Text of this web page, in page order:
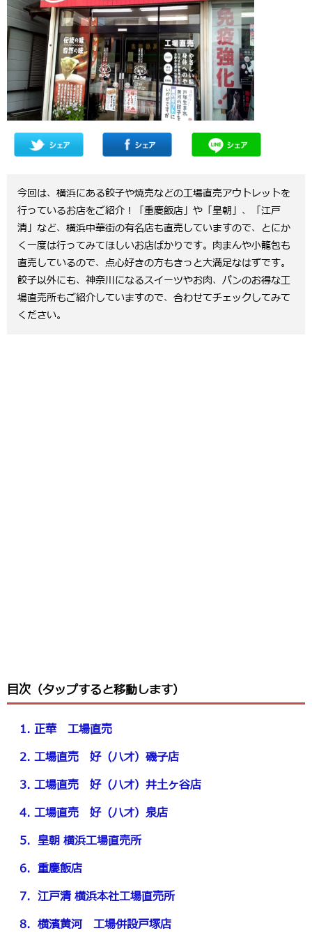
今回は、横浜にある餃子や焼売などの工場直売アウトレットを
行っているお店をご紹介！「重慶飯店」や「皇朝」、「江戸
清」など、横浜中華街の有名店も直売していますので、とにか
く一度は行ってみてほしいお店ばかりです。肉まんや小籠包も
直売しているので、点心好きの方もきっと大満足なはずです。
餃子以外にも、神奈川になるスイーツやお肉、パンのお得な工
場直売所もご紹介していますので、合わせてチェックしてみて
ください。
目次（タップすると移動します）
1. 正華 工場直売
2. 工場直売 好（ハオ）磯子店
3. 工場直売 好（ハオ）井土ヶ谷店
4. 工場直売 好（ハオ）泉店
5．皇朝 横浜工場直売所
6．重慶飯店
7．江戸清 横浜本社工場直売所
8．横濱黄河 工場併設戸塚店